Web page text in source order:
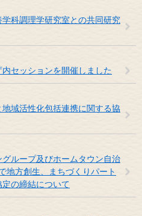
科調理学研究室との共同研究
内セッションを開催しました
域活性化包括連携に関する協
ループ及びホームタウン自治
方創生、まちづくりパート
の締結について